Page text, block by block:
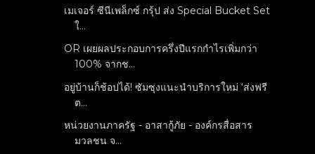
เมเจอร์ ซีนีเพล็กซ์ กรุ้ป ส่ง Special Bucket Set
ใ...
OR เผยผลประกอบการครึ่งปีแรกกำไรเพิ่มกว่า
100% จากช...
อยู่บ้านก็ช้อปได้! ซัมซุงแนะนำบริการใหม่ ‘ส่งฟรี
ต...
หน่วยงานภาครัฐ - อาสากู้ภัย - องค์กรสื่อสาร
มวลชน จ...